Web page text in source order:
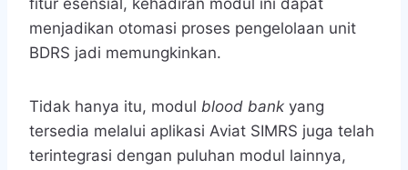
menjadikan otomasi proses pengelolaan unit
BDRS jadi memungkinkan.
Tidak hanya itu, modul blood bank yang
tersedia melalui aplikasi Aviat SIMRS juga telah
terintegrasi dengan puluhan modul lainnya,